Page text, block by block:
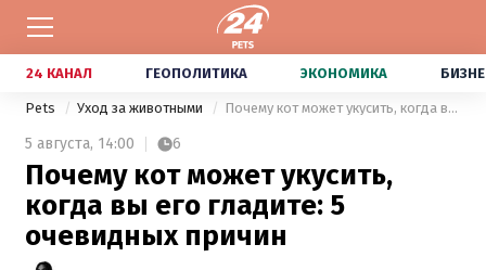
24 КАНАЛ ГЕОПОЛИТИКА ЭКОНОМИКА
Pets Уход за животными Почему кот может укусить, когда вы его гладите: 5 очевидных причин
5 августа, 14:00 6
Почему кот может укусить,
когда вы его гладите: 5
очевидных причин